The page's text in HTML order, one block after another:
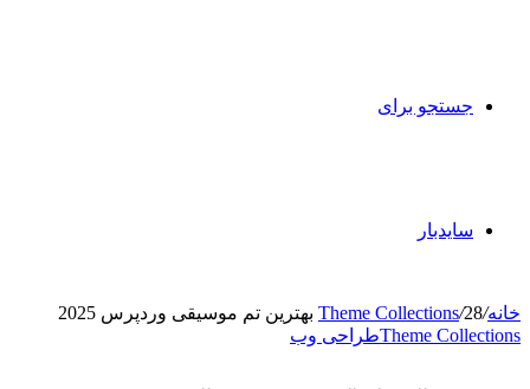
جستجو برای
سایدبار
خانه/
Theme Collections/28 بهترین تم موسیقی وردپرس 2025
Theme Collectionsطراحی وب